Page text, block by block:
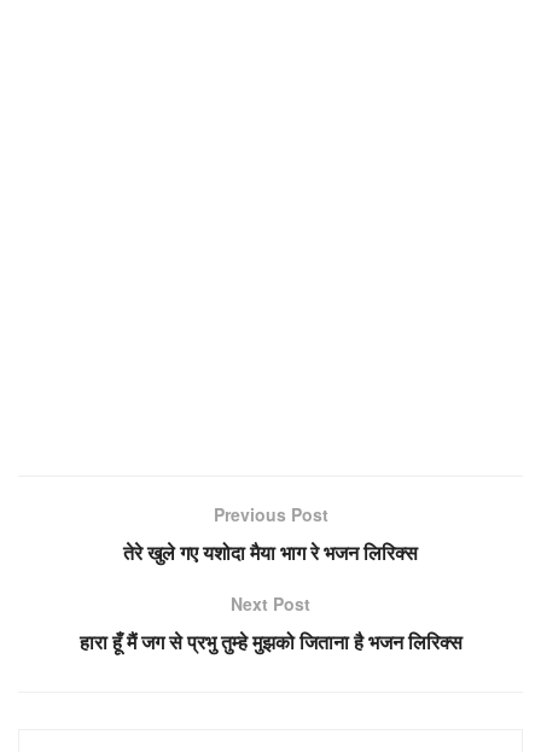
Previous Post
तेरे खुले गए यशोदा मैया भाग रे भजन लिरिक्स
Next Post
हारा हूँ मैं जग से प्रभु तुम्हे मुझको जिताना है भजन लिरिक्स